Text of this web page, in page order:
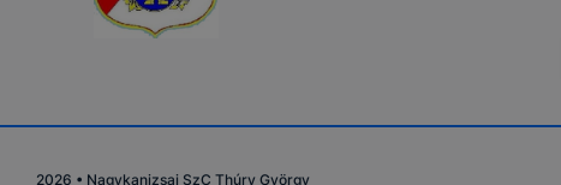
2026 • Nagykanizsai SzC Thúry György